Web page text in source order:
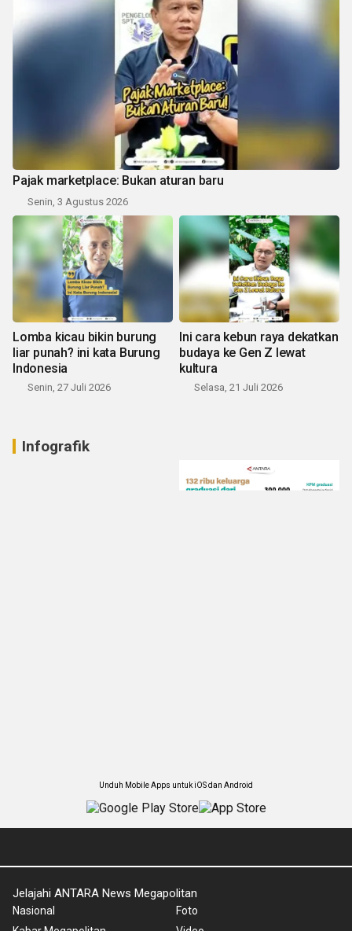
Pajak marketplace: Bukan aturan baru
Senin, 3 Agustus 2026
Lomba kicau bikin burung
liar punah? ini kata Burung
Indonesia
Senin, 27 Juli 2026
Ini cara kebun raya dekatkan
budaya ke Gen Z lewat
kultura
Selasa, 21 Juli 2026
Infografik
Unduh Mobile Apps untuk iOS dan Android
Jelajahi ANTARA News Megapolitan
Nasional
Foto